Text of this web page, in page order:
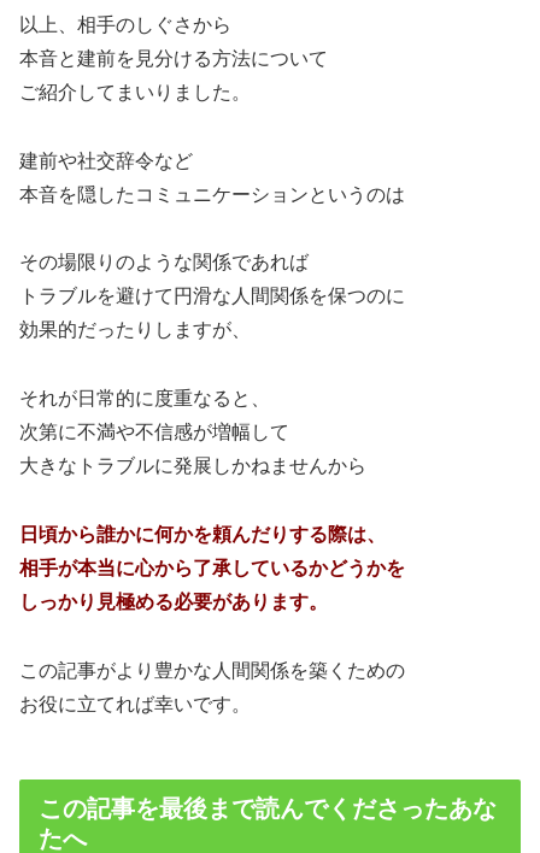
以上、相手のしぐさから
本音と建前を見分ける方法について
ご紹介してまいりました。
建前や社交辞令など
本音を隠したコミュニケーションというのは
その場限りのような関係であれば
トラブルを避けて円滑な人間関係を保つのに
効果的だったりしますが、
それが日常的に度重なると、
次第に不満や不信感が増幅して
大きなトラブルに発展しかねませんから
日頃から誰かに何かを頼んだりする際は、
相手が本当に心から了承しているかどうかを
しっかり見極める必要があります。
この記事がより豊かな人間関係を築くための
お役に立てれば幸いです。
この記事を最後まで読んでくださったあな
たへ